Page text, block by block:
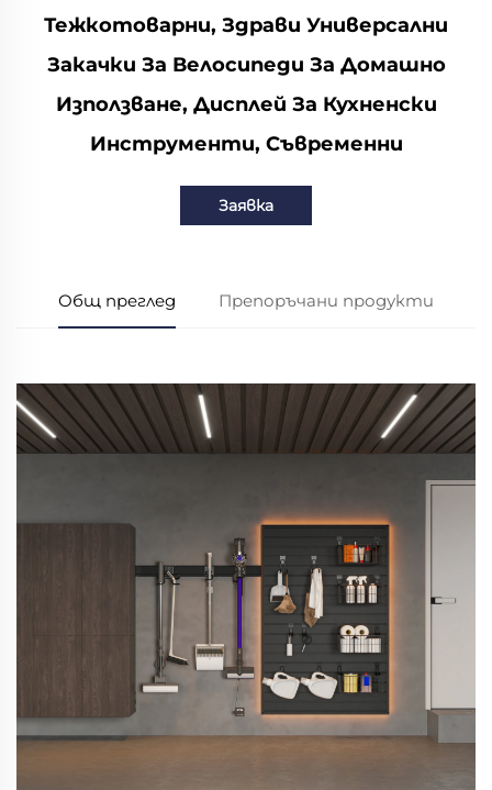
Тежкотоварни, Здрави Универсални
Закачки За Велосипеди За Домашно
Използване, Дисплей За Кухненски
Инструменти, Съвременни
Заявка
Общ преглед Препоръчани продукти